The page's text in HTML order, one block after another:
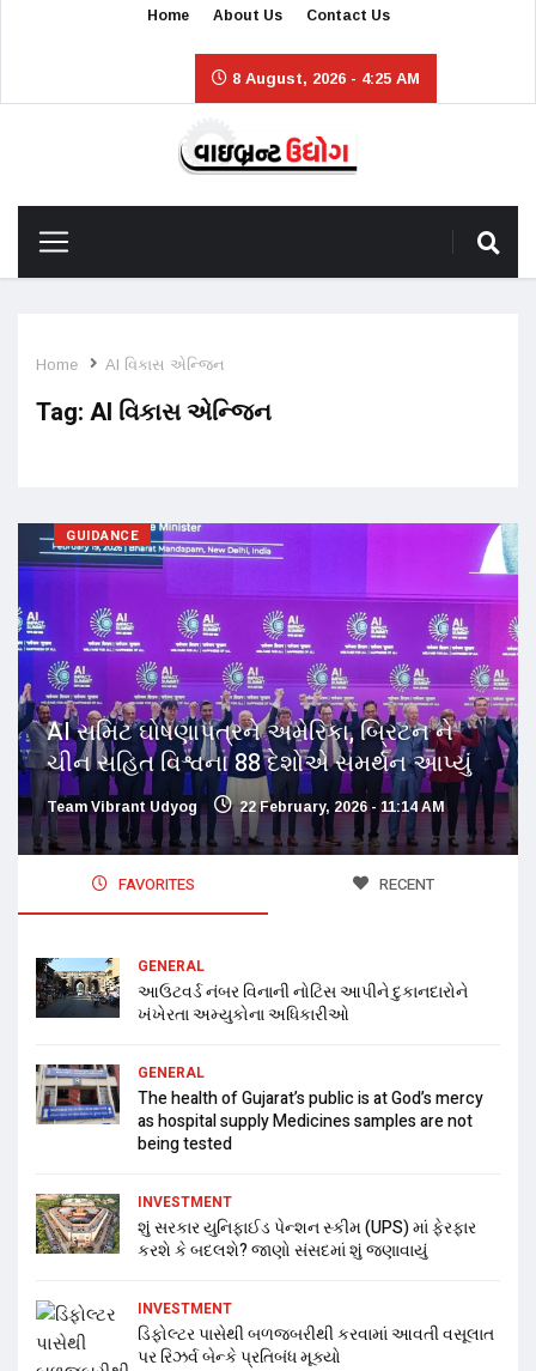
Home About Us Contact Us
8 August, 2026 - 4:25 AM
Home AI વિકાસ એન્જિન
Tag: AI વિકાસ એન્જિન
GUIDANCE
AI સમિટ ઘોષણાપત્રને અમેરિકા, બ્રિટન ને
ચીન સહિત વિશ્વના 88 દેશોએ સમર્થન આપ્યું
Team Vibrant Udyog 22 February, 2026 - 11:14 AM
FAVORITES RECENT
GENERAL
આઉટવર્ડ નંબર વિનાની નોટિસ આપીને દુકાનદારોને
ખંખેરતા અમ્યુકોના અધિકારીઓ
GENERAL
The health of Gujarat’s public is at God’s mercy
as hospital supply Medicines samples are not
being tested
INVESTMENT
શું સરકાર યુનિફાઈડ પેન્શન સ્કીમ (UPS) માં ફેરફાર
કરશે કે બદલશે? જાણો સંસદમાં શું જણાવાયું
INVESTMENT
ડિફોલ્ટર પાસેથી બળજબરીથી કરવામાં આવતી વસૂલાત
પર રિઝર્વ બેન્કે પ્રતિબંધ મૂક્યો